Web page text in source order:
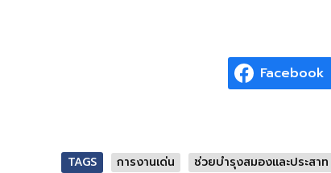
Facebook
TAGS การงานเด่น ช่วยบำรุงสมองและประสาท